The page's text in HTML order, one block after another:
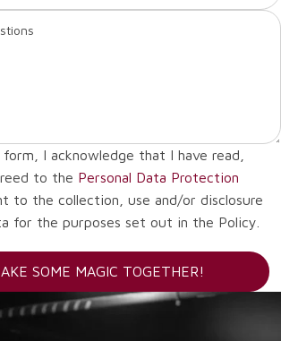
I acknowledge that I have read,
to the Personal Data Protection
to the collection, use and/or disclosure
for the purposes set out in the Policy.